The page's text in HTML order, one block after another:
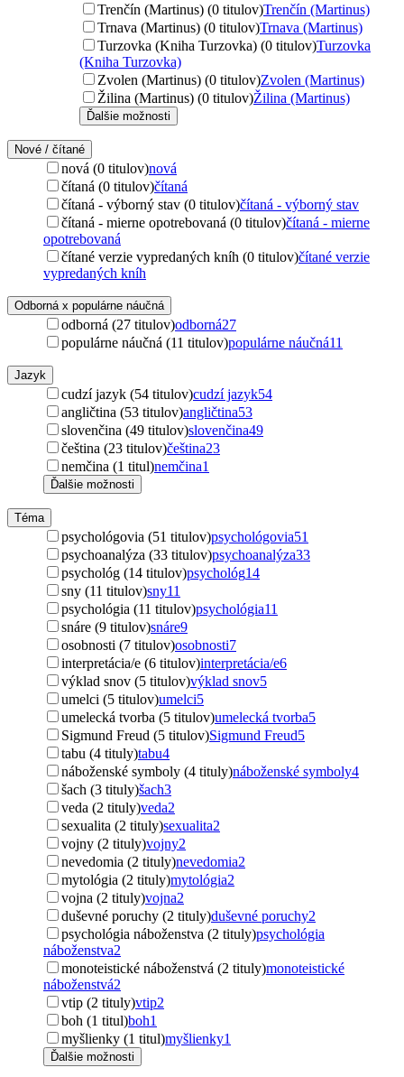
Trenčín (Martinus) (0 titulov)Trenčín (Martinus)
Trnava (Martinus) (0 titulov)Trnava (Martinus)
Turzovka (Kniha Turzovka) (0 titulov)Turzovka
(Kniha Turzovka)
Zvolen (Martinus) (0 titulov)Zvolen (Martinus)
Žilina (Martinus) (0 titulov)Žilina (Martinus)
Ďalšie možnosti
Nové / čítané
nová (0 titulov)nová
čítaná (0 titulov)čítaná
čítaná - výborný stav (0 titulov)čítaná - výborný stav
čítaná - mierne opotrebovaná (0 titulov)čítaná - mierne
opotrebovaná
čítané verzie vypredaných kníh (0 titulov)čítané verzie
vypredaných kníh
Odborná x populárne náučná
odborná (27 titulov)odborná27
populárne náučná (11 titulov)populárne náučná11
Jazyk
cudzí jazyk (54 titulov)cudzí jazyk54
angličtina (53 titulov)angličtina53
slovenčina (49 titulov)slovenčina49
čeština (23 titulov)čeština23
nemčina (1 titul)nemčina1
Ďalšie možnosti
Téma
psychológovia (51 titulov)psychológovia51
psychoanalýza (33 titulov)psychoanalýza33
psychológ (14 titulov)psychológ14
sny (11 titulov)sny11
psychológia (11 titulov)psychológia11
snáre (9 titulov)snáre9
osobnosti (7 titulov)osobnosti7
interpretácia/e (6 titulov)interpretácia/e6
výklad snov (5 titulov)výklad snov5
umelci (5 titulov)umelci5
umelecká tvorba (5 titulov)umelecká tvorba5
Sigmund Freud (5 titulov)Sigmund Freud5
tabu (4 tituly)tabu4
náboženské symboly (4 tituly)náboženské symboly4
šach (3 tituly)šach3
veda (2 tituly)veda2
sexualita (2 tituly)sexualita2
vojny (2 tituly)vojny2
nevedomia (2 tituly)nevedomia2
mytológia (2 tituly)mytológia2
vojna (2 tituly)vojna2
duševné poruchy (2 tituly)duševné poruchy2
psychológia náboženstva (2 tituly)psychológia
náboženstva2
monoteistické náboženstvá (2 tituly)monoteistické
náboženstvá2
vtip (2 tituly)vtip2
boh (1 titul)boh1
myšlienky (1 titul)myšlienky1
Ďalšie možnosti